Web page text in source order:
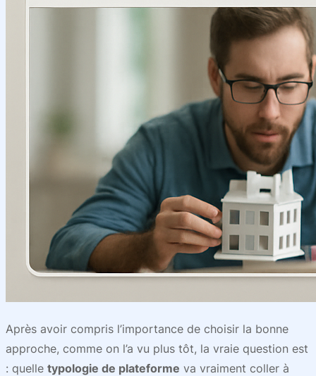
Après avoir compris l’importance de choisir la bonne
approche, comme on l’a vu plus tôt, la vraie question est
: quelle typologie de plateforme va vraiment coller à